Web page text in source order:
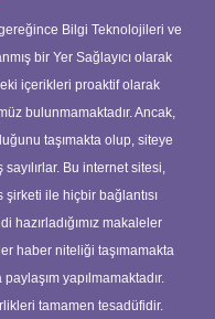
Bilgi Teknolojileri ve
bir Yer Sağlayıcı olarak
içerikleri proaktif olarak
bulunmamaktadır. Ancak,
taşımakta olup, siteye
Bu internet sitesi,
ile hiçbir bağlantısı
hazırladığımız makaleler
haber niteliği taşımamakta
yapılmamaktadır.
tamamen tesadüfidir.